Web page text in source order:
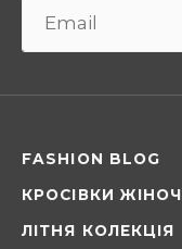
FASHION BLOG
КРОСІВКИ
ЛІТНЯ КОЛЕКЦІЯ